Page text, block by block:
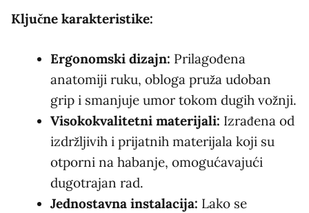
Ključne karakteristike:
Ergonomski dizajn: Prilagođena
anatomiji ruku, obloga pruža udoban
grip i smanjuje umor tokom dugih vožnji.
Visokokvalitetni materijali: Izrađena od
izdržljivih i prijatnih materijala koji su
otporni na habanje, omogućavajući
dugotrajan rad.
Jednostavna instalacija: Lako se